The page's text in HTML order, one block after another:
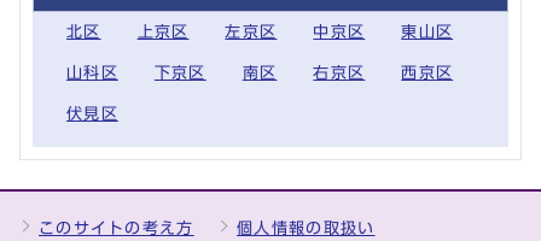
北区 上京区 左京区 中京区 東山区
山科区 下京区 南区 右京区 西京区
伏見区
このサイトの考え方 個人情報の取扱い